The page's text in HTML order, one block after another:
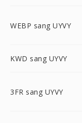
WEBP sang UYVY
KWD sang UYVY
3FR sang UYVY